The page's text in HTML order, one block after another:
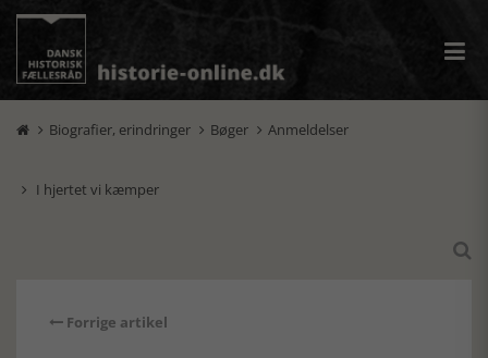
 Biografier, erindringer  Bøger  Anmeldelser
 I hjertet vi kæmper

Forrige artikel